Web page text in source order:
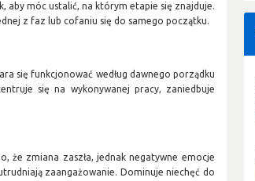
aby móc ustalić, na którym etapie się znajduje.
z faz lub cofaniu się do samego początku.
się funkcjonować według dawnego porządku
się na wykonywanej pracy, zaniedbuje
że zmiana zaszła, jednak negatywne emocje
zaangażowanie. Dominuje niechęć do